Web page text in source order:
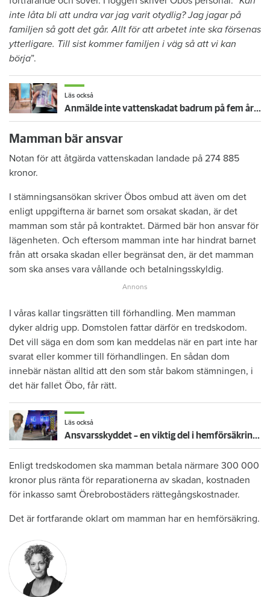
inte låta bli att undra var jag varit otydlig? Jag jagar på
familjen så gott det går. Allt för att arbetet inte ska försenas
ytterligare. Till sist kommer familjen i väg så att vi kan
börja”.
Läs också
Anmälde inte vattenskadat badrum på fem år – krävs på 125 000 kronor
Mamman bär ansvar
Notan för att åtgärda vattenskadan landade på 274 885
kronor.
I stämningsansökan skriver Öbos ombud att även om det
enligt uppgifterna är barnet som orsakat skadan, är det
mamman som står på kontraktet. Därmed bär hon ansvar för
lägenheten. Och eftersom mamman inte har hindrat barnet
från att orsaka skadan eller begränsat den, är det mamman
som ska anses vara vållande och betalningsskyldig.
I våras kallar tingsrätten till förhandling. Men mamman
dyker aldrig upp. Domstolen fattar därför en tredskodom.
Det vill säga en dom som kan meddelas när en part inte har
svarat eller kommer till förhandlingen. En sådan dom
innebär nästan alltid att den som står bakom stämningen, i
det här fallet Öbo, får rätt.
Läs också
Ansvarsskyddet – en viktig del i hemförsäkringen
Enligt tredskodomen ska mamman betala närmare 300 000
kronor plus ränta för reparationerna av skadan, kostnaden
för inkasso samt Örebrobostäders rättegångskostnader.
Det är fortfarande oklart om mamman har en hemförsäkring.